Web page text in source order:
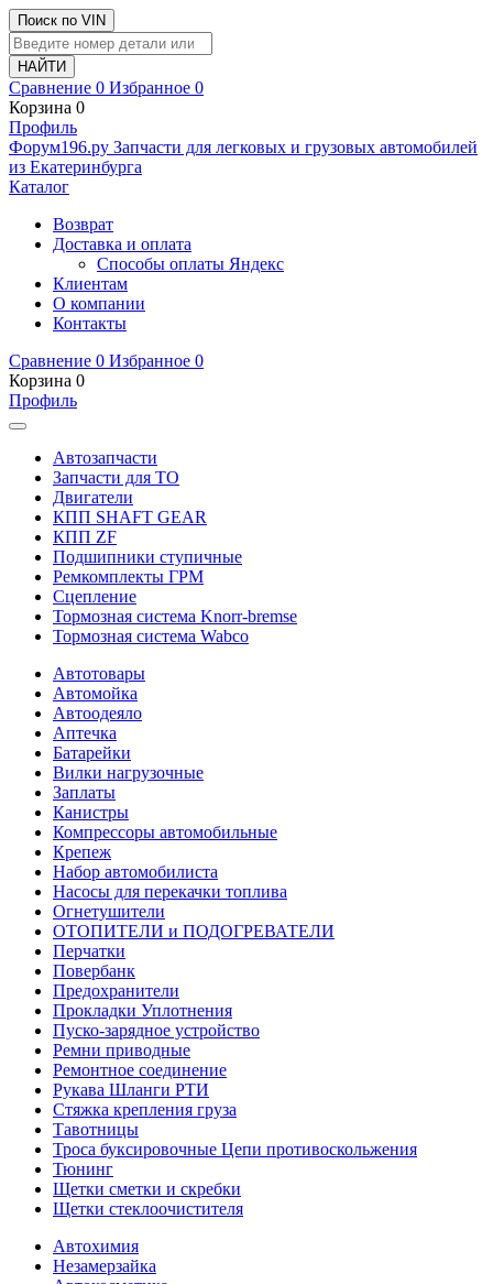
Поиск по VIN
Сравнение 0 Избранное 0
Корзина 0
Профиль
Фoрум196.ру Запчасти для легковых и грузовых автомобилей
из Екатеринбурга
Каталог
Возврат
Доставка и оплата
Способы оплаты Яндекс
Клиентам
О компании
Контакты
Сравнение 0 Избранное 0
Корзина 0
Профиль
Автозапчасти
Запчасти для ТО
Двигатели
КПП SHAFT GEAR
КПП ZF
Подшипники ступичные
Ремкомплекты ГРМ
Сцепление
Тормозная система Knorr-bremse
Тормозная система Wabco
Автотовары
Автомойка
Автоодеяло
Аптечка
Батарейки
Вилки нагрузочные
Заплаты
Канистры
Компрессоры автомобильные
Крепеж
Набор автомобилиста
Насосы для перекачки топлива
Огнетушители
ОТОПИТЕЛИ и ПОДОГРЕВАТЕЛИ
Перчатки
Повербанк
Предохранители
Прокладки Уплотнения
Пуско-зарядное устройство
Ремни приводные
Ремонтное соединение
Рукава Шланги РТИ
Стяжка крепления груза
Тавотницы
Троса буксировочные Цепи противоскольжения
Тюнинг
Щетки сметки и скребки
Щетки стеклоочистителя
Автохимия
Незамерзайка